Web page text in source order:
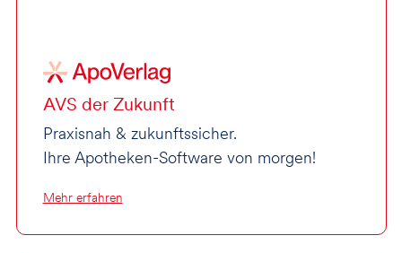
AVS der Zukunft
Praxisnah & zukunftssicher.
Ihre Apotheken-Software von morgen!
Mehr erfahren